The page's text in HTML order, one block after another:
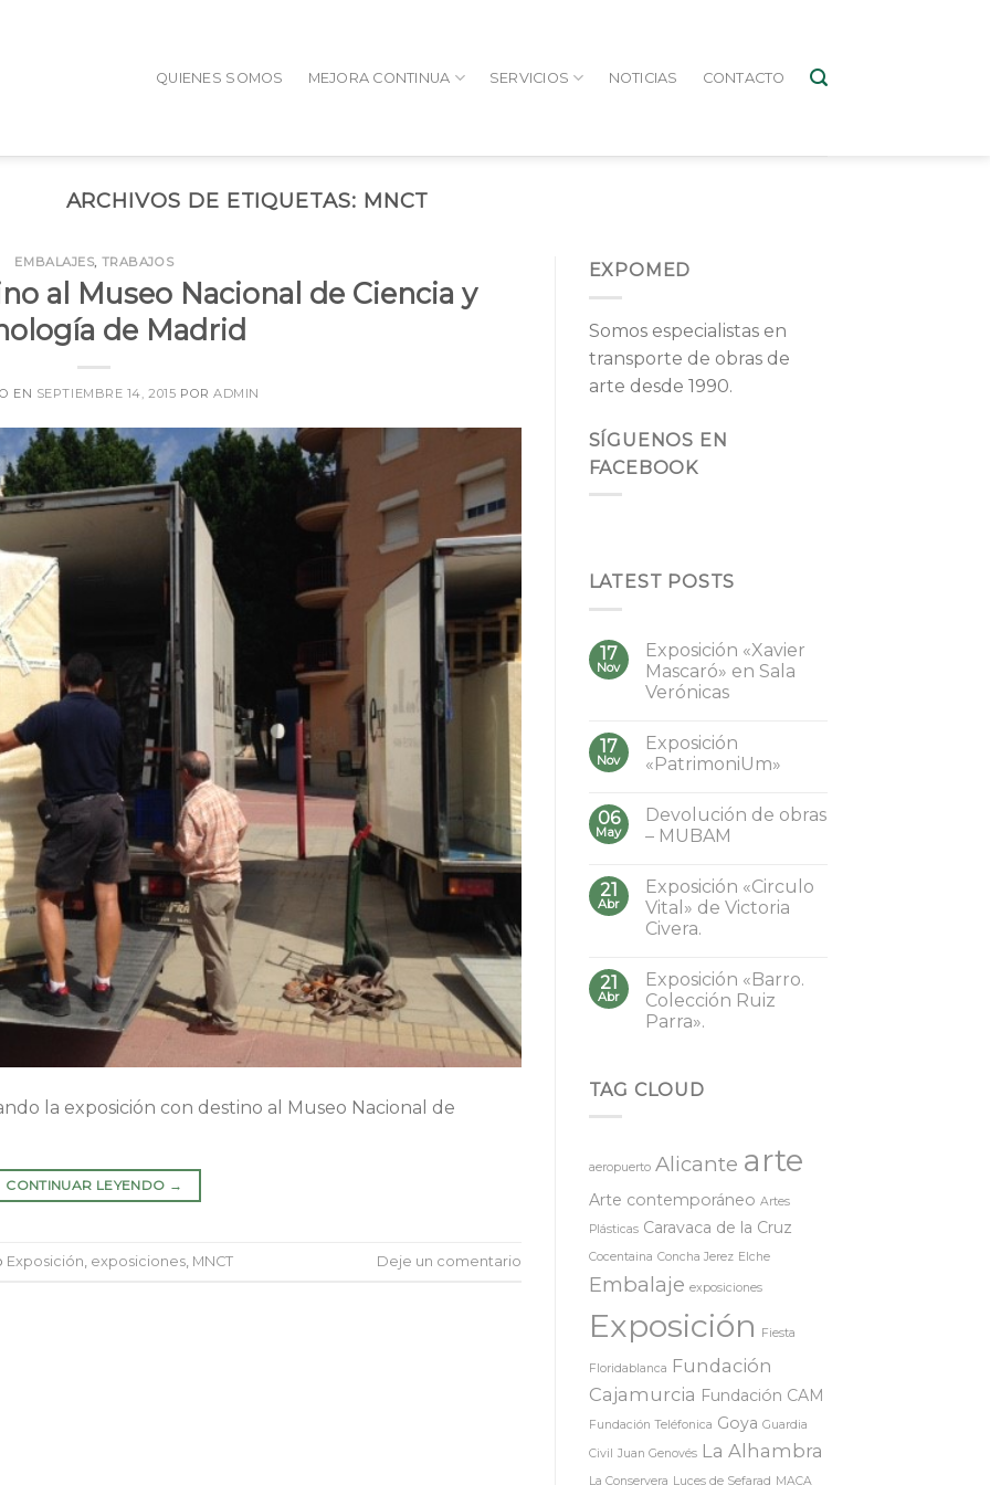
QUIENES SOMOS MEJORA CONTINUA SERVICIOS NOTICIAS CONTACTO
ARCHIVOS DE ETIQUETAS: MNCT
EMBALAJES, TRABAJOS
al Museo Nacional de Ciencia y
de Madrid
EN SEPTIEMBRE 14, 2015 PORADMIN
la exposición con destino al Museo Nacional de
CONTINUAR LEYENDO →
Exposición exposiciones MNCT Deje un comentario
EXPOMED
Somos especialistas en
transporte de obras de
arte desde 1990.
SÍGUENOS EN
FACEBOOK
LATEST POSTS
17
Nov
Exposición «Xavier
Mascaró» en Sala
Verónicas
17
Nov
Exposición
«PatrimoniUm»
06
May
Devolución de obras
– MUBAM
21
Abr
Exposición «Circulo
Vital» de Victoria
Civera.
21
Abr
Exposición «Barro.
Colección Ruiz
Parra».
TAG CLOUD
aeropuerto Alicante arte
Arte contemporáneo Artes
Plásticas Caravaca de la Cruz
Cocentaina Concha Jerez Elche
Embalaje exposiciones
Exposición Fiesta
Floridablanca Fundación
Cajamurcia Fundación CAM
Fundación Teléfonica Goya Guardia
Civil
Juan Genovés La Alhambra
La Conservera Luces de Sefarad MACA